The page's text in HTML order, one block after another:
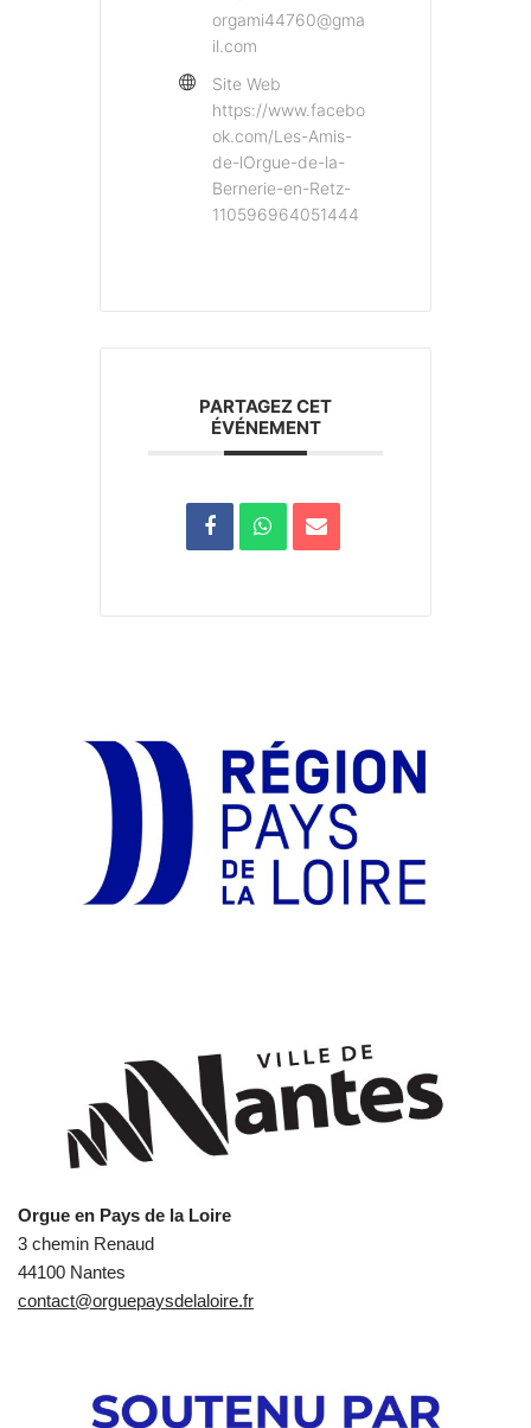
orgami44760@gma
il.com
Site Web
https://www.facebo
ok.com/Les-Amis-
de-lOrgue-de-la-
Bernerie-en-Retz-
110596964051444
PARTAGEZ CET
ÉVÉNEMENT
Orgue en Pays de la Loire
3 chemin Renaud
44100 Nantes
contact@orguepaysdelaloire.fr